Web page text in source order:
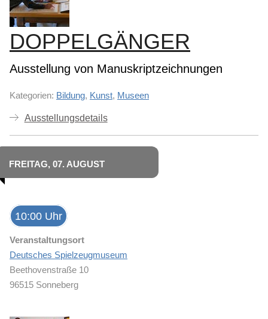
DOPPELGÄNGER
Ausstellung von Manuskriptzeichnungen
Kategorien: Bildung, Kunst, Museen
Ausstellungsdetails
FREITAG, 07. AUGUST
10:00 Uhr
Veranstaltungsort
Deutsches Spielzeugmuseum
Beethovenstraße 10
96515 Sonneberg